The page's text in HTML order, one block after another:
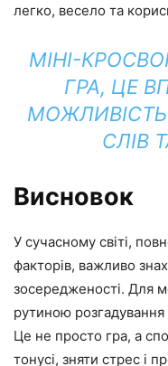
легко, весело та
МІНІ-
ГРА, ЦЕ
МОЖЛИВІСТЬ
СЛІВ
Висновок
У сучасному світі,
факторів, важливо
зосередженості. Для
рутиною
Це не просто гра, а
тонусі, зняти стрес і